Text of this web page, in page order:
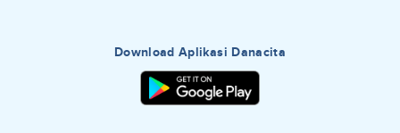
Download Aplikasi Danacita